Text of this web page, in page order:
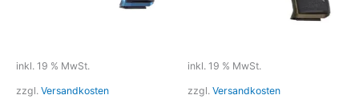
inkl. 19 % MwSt.
zzgl. Versandkosten
inkl. 19 % MwSt.
zzgl. Versandkosten